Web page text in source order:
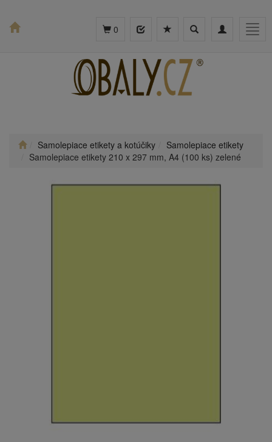
Toggle
Toggle
0
Samolepiace etikety a kotúčiky
Samolepiace etikety
Samolepiace etikety 210 x 297 mm, A4 (100 ks) zelené